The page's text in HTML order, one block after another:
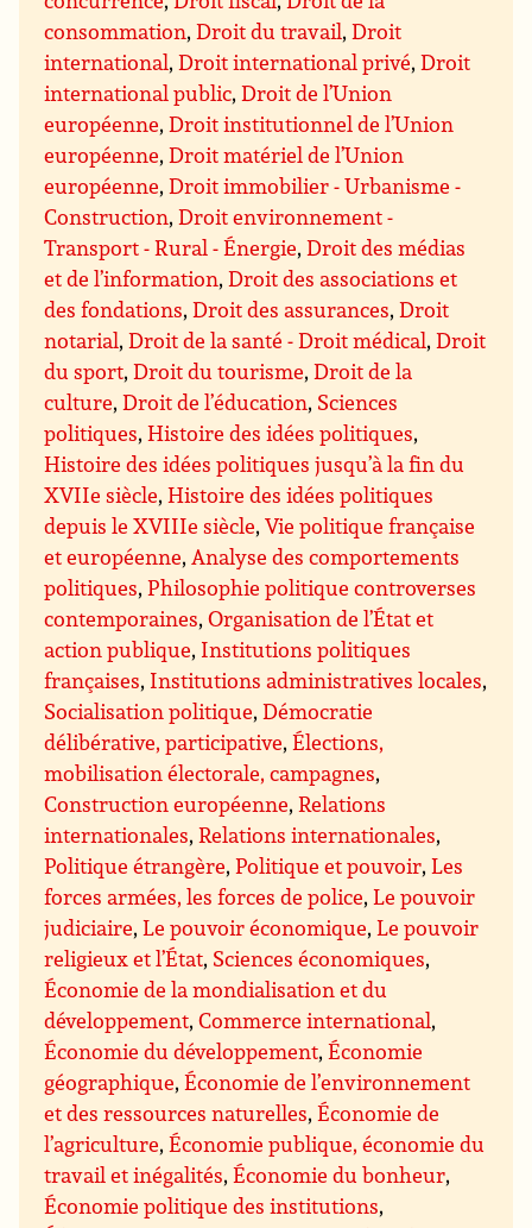
consommation,Droit du travail,Droit
international,Droit international privé,Droit
international public,Droit de l’Union
européenne,Droit institutionnel de l’Union
européenne,Droit matériel de l’Union
européenne,Droit immobilier - Urbanisme -
Construction,Droit environnement -
Transport - Rural - Énergie,Droit des médias
et de l’information,Droit des associations et
des fondations,Droit des assurances,Droit
notarial,Droit de la santé - Droit médical,Droit
du sport,Droit du tourisme,Droit de la
culture,Droit de l’éducation, Sciences
politiques,Histoire des idées politiques,
Histoire des idées politiques jusqu’à la fin du
XVIIe siècle,Histoire des idées politiques
depuis le XVIIIe siècle,Vie politique française
et européenne, Analyse des comportements
politiques,Philosophie politique controverses
contemporaines,Organisation de l’État et
action publique, Institutions politiques
françaises, Institutions administratives locales,
Socialisation politique,Démocratie
délibérative, participative,Élections,
mobilisation électorale, campagnes,
Construction européenne,Relations
internationales,Relations internationales,
Politique étrangère,Politique et pouvoir,Les
forces armées, les forces de police,Le pouvoir
judiciaire,Le pouvoir économique,Le pouvoir
religieux et l’État, Sciences économiques,
Économie de la mondialisation et du
développement,Commerce international,
Économie du développement,Économie
géographique,Économie de l’environnement
et des ressources naturelles,Économie de
l’agriculture,Économie publique, économie du
travail et inégalités,Économie du bonheur,
Économie politique des institutions,